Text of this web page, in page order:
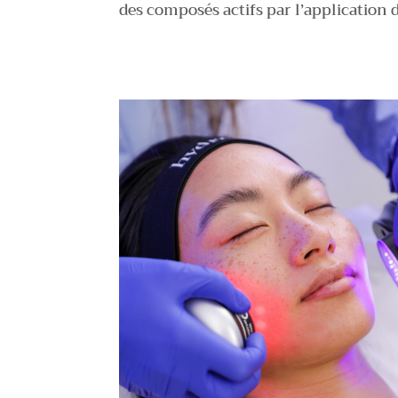
des composés actifs par l’application